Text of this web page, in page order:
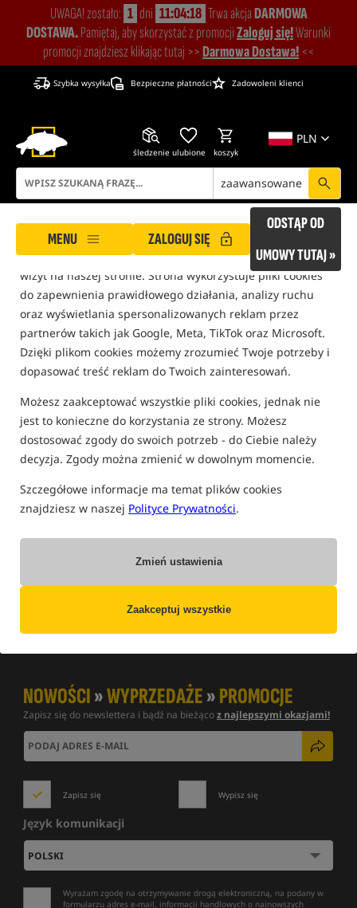
ROCKWORLD dba o Twoją prywatność!
Nasza strona korzysta z plików cookies, które pomagają
zapewnić Ci bezpieczne i komfortowe warunki podczas
wizyt na naszej stronie. Strona wykorzystuje pliki cookies
do zapewnienia prawidłowego działania, analizy ruchu
oraz wyświetlania spersonalizowanych reklam przez
partnerów takich jak Google, Meta, TikTok oraz Microsoft.
Dzięki plikom cookies możemy zrozumieć Twoje potrzeby i
dopasować treść reklam do Twoich zainteresowań.
Możesz zaakceptować wszystkie pliki cookies, jednak nie
jest to konieczne do korzystania ze strony. Możesz
dostosować zgody do swoich potrzeb - do Ciebie należy
decyzja. Zgody można zmienić w dowolnym momencie.
Szczegółowe informacje ma temat plików cookies
znajdziesz w naszej Polityce Prywatności.
Zmień ustawienia
Zaakceptuj wszystkie
UWAGA! zostało: 1 dni 11:04:18 Trwa akcjaDARMOWA
DOSTAWA.Pamiętaj, aby skorzystać z promocjiZaloguj się!Warunki
promocji znajdziesz klikając tutaj >>Darmowa Dostawa! <<
Szybka wysyłka Bezpieczne płatności Zadowoleni klienci
PLN
śledzenie ulubione koszyk
zaawansowane
MENU ZALOGUJ SIĘ
ODSTĄP OD
UMOWY TUTAJ »
ROCKWORLD Słownik pojęć Up&Down
SŁOWNIK POJĘĆ
K B R T S D M A 1 L Q W F P I G Z
O C U E Ł N H
Up&Down
Up&Down - specyficzny rodzaj zanęty która pracuje w toni
unosząc się z dna! Dosłownie z j.angielskiego w górę i w dół!
NOWOŚCI»WYPRZEDAŻE»PROMOCJE
Zapisz się do newslettera i bądź na bieżącoz najlepszymi okazjami!
Zapisz się Wypisz się
Język komunikacji
Wyrażam zgodę na otrzymywanie drogą elektroniczną, na podany w
formularzu adres e-mail, informacji handlowych o najnowszych